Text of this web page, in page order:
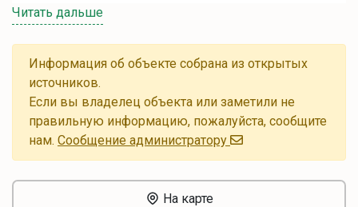
По вечерам в ресторане звучит живая музыка.
В меню представлены блюда белорусской и
европейской кухни, большой выбор обеденных блюд,
десертов, коктейлей и напитков.
Читать дальше
Информация об объекте собрана из открытых
источников.
Если вы владелец объекта или заметили не
правильную информацию, пожалуйста, сообщите
нам. Cообщение администратору
На карте